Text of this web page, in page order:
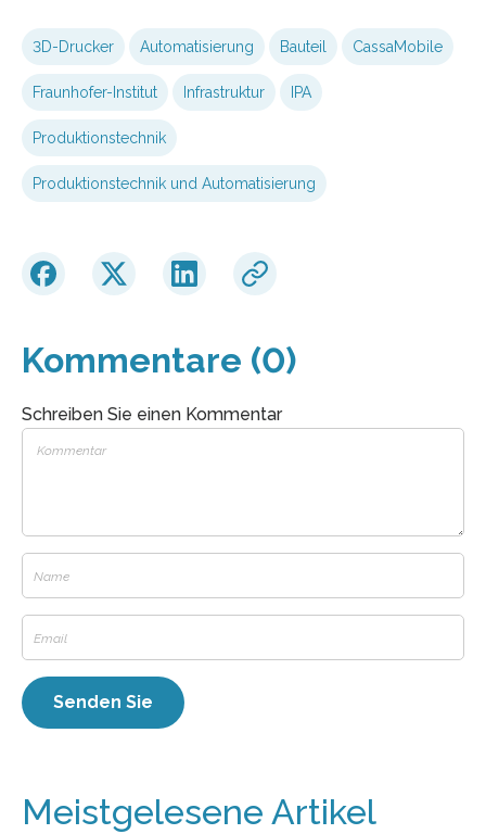
3D-Drucker Automatisierung Bauteil CassaMobile
Fraunhofer-Institut Infrastruktur IPA
Produktionstechnik
Produktionstechnik und Automatisierung
Kommentare (0)
Schreiben Sie einen Kommentar
Meistgelesene Artikel